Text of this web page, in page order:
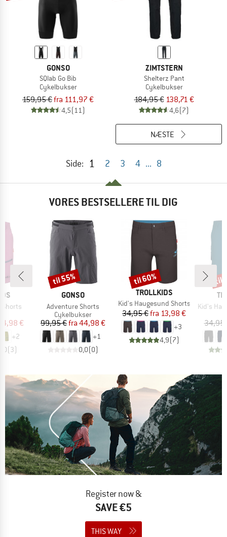
GONSO
SQlab Go Bib
Cykelbukser
159,95 €fra 111,97 €
4,5(11)
ZIMTSTERN
Shelterz Pant
Cykelbukser
184,95 € 138,71 €
4,6(7)
Side: 1 2 3 4 ... 8
NÆSTE
VORES BESTSELLERE TIL DIG
Shorts
pris
€
+2
(3)
MÆRKE
GONSO
Artikel
Adventure Shorts
Produktgruppe
Cykelbukser
Pris
99,95 € Nedsat pris
fra 44,98 €
+1
0,0(0)
Rabat
til 55%
MÆRKE
TROLLKIDS
Artikel
Kid's Haugesund Shorts
Pris
34,95 € Nedsat pris
fra 13,98 €
+3
4,9(7)
Rabat
til 60%
Artikel
Kid's
34,95
til
Register now &
SAVE €5
THIS WAY